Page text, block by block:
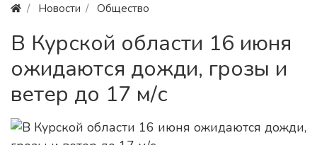
Новости Общество
В Курской области 16 июня
ожидаются дожди, грозы и
ветер до 17 м/с